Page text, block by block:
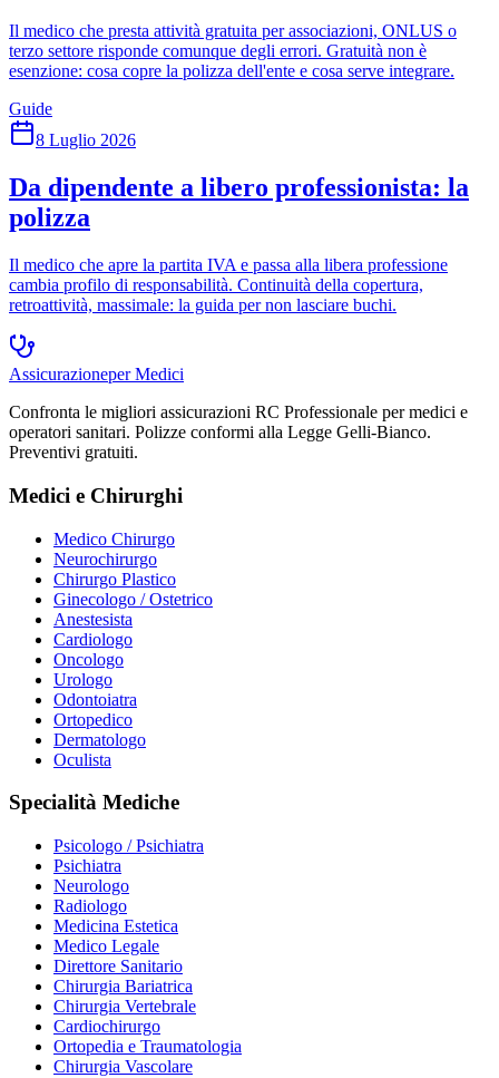
Il medico che presta attività gratuita per associazioni, ONLUS o
terzo settore risponde comunque degli errori. Gratuità non è
esenzione: cosa copre la polizza dell'ente e cosa serve integrare.
Guide
8 Luglio 2026
Da dipendente a libero professionista: la
polizza
Il medico che apre la partita IVA e passa alla libera professione
cambia profilo di responsabilità. Continuità della copertura,
retroattività, massimale: la guida per non lasciare buchi.
Assicurazioneper Medici
Confronta le migliori assicurazioni RC Professionale per medici e
operatori sanitari. Polizze conformi alla Legge Gelli-Bianco.
Preventivi gratuiti.
Medici e Chirurghi
Medico Chirurgo
Neurochirurgo
Chirurgo Plastico
Ginecologo / Ostetrico
Anestesista
Cardiologo
Oncologo
Urologo
Odontoiatra
Ortopedico
Dermatologo
Oculista
Specialità Mediche
Psicologo / Psichiatra
Psichiatra
Neurologo
Radiologo
Medicina Estetica
Medico Legale
Direttore Sanitario
Chirurgia Bariatrica
Chirurgia Vertebrale
Cardiochirurgo
Ortopedia e Traumatologia
Chirurgia Vascolare